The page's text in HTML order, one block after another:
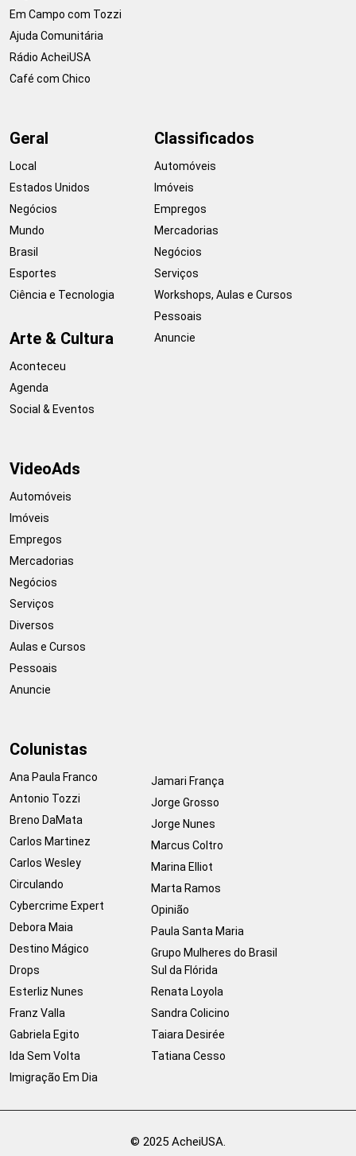
Em Campo com Tozzi
Ajuda Comunitária
Rádio AcheiUSA
Café com Chico
Geral
Local
Estados Unidos
Negócios
Mundo
Brasil
Esportes
Ciência e Tecnologia
Arte & Cultura
Aconteceu
Agenda
Social & Eventos
Classificados
Automóveis
Imóveis
Empregos
Mercadorias
Negócios
Serviços
Workshops, Aulas e Cursos
Pessoais
Anuncie
VideoAds
Automóveis
Imóveis
Empregos
Mercadorias
Negócios
Serviços
Diversos
Aulas e Cursos
Pessoais
Anuncie
Colunistas
Ana Paula Franco
Antonio Tozzi
Breno DaMata
Carlos Martinez
Carlos Wesley
Circulando
Cybercrime Expert
Debora Maia
Destino Mágico
Drops
Esterliz Nunes
Franz Valla
Gabriela Egito
Ida Sem Volta
Imigração Em Dia
Jamari França
Jorge Grosso
Jorge Nunes
Marcus Coltro
Marina Elliot
Marta Ramos
Opinião
Paula Santa Maria
Grupo Mulheres do Brasil
Sul da Flórida
Renata Loyola
Sandra Colicino
Taiara Desirée
Tatiana Cesso
© 2025 AcheiUSA.